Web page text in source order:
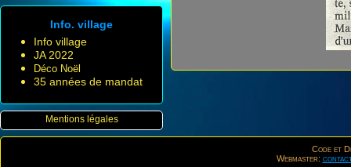
Info. village
Info village
JA 2022
Déco Noël
35 années de mandat
Mentions légales
Code et
Webmaster: